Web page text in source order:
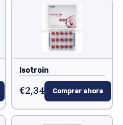
Isotroin
€2,34 Comprar ahora